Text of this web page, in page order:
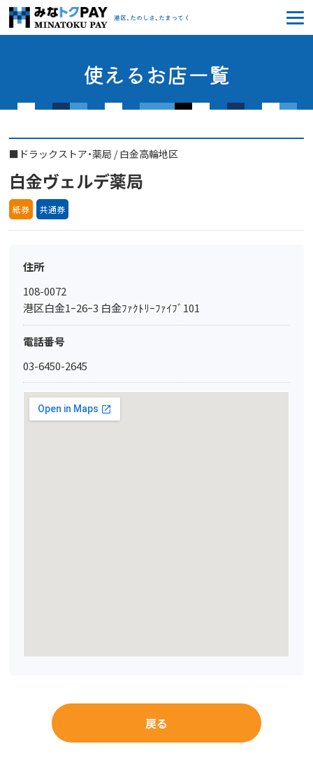
みなトクPAY
港区、たのしさ、たまってく
使えるお店一覧
■ ドラックストア・薬局 /白金高輪地区
白金ヴェルデ薬局
紙券 共通券
住所
108-0072
港区白金1ｰ26ｰ3 白金ﾌｧｸﾄﾘｰﾌｧｲﾌﾞ101
電話番号
03-6450-2645
戻る